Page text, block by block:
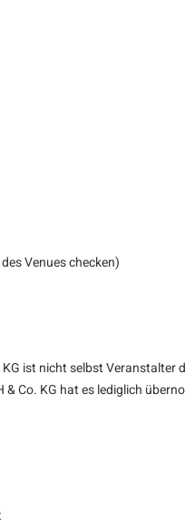
Venues checken)
ist nicht selbst
Co. KG hat es lediglich